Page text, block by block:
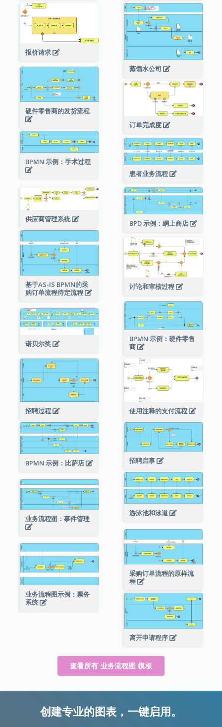
报价请求
蒸馏水公司
硬件零售商的发货流程
订单完成度
BPMN 示例：手术过程
患者业务流程
供应商管理系统
BPD 示例：網上商店
基于AS-IS BPMN的采
购订单流程待定流程
讨论和审核过程
BPMN 示例：硬件零售
商
诺贝尔奖
招聘过程 使用注释的支付流程
BPMN 示例：比萨店 招聘启事
游泳池和泳道
业务流程图：事件管理
采购订单流程的原样流
程
业务流程图示例：票务
系统
离开申请程序
查看所有 业务流程图 模板
创建专业的图表，一键启用。